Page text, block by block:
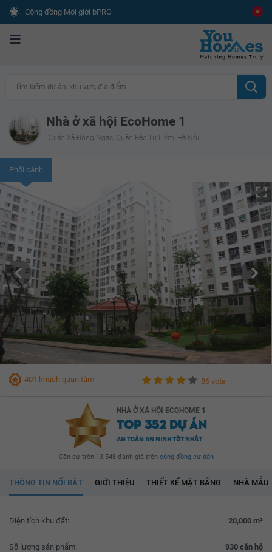
Cộng đồng Môi giới bPRO
Tìm kiếm dự án, khu vực, địa điểm
Nhà ở xã hội EcoHome 1
Dự án Xã Đông Ngạc, Quận Bắc Từ Liêm, Hà Nội
Phối cảnh
401 khách quan tâm 86 vote
NHÀ Ở XÃ HỘI ECOHOME 1
TOP 352 DỰ ÁN
AN TOÀN AN NINH TỐT NHẤT
Căn cứ trên 13.548 đánh giá trên cộng đồng cư dân
THÔNG TIN NỔI BẬT GIỚI THIỆU THIẾT KẾ MẶT BẰNG NHÀ MẪU
Diện tích khu đất: 20,000 m²
Số lượng sản phẩm: 930 căn hộ